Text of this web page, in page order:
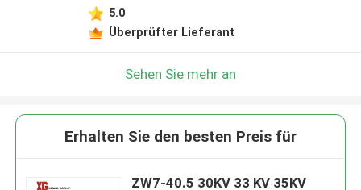
5.0
Überprüfter Lieferant
Sehen Sie mehr an
Erhalten Sie den besten Preis für
ZW7-40.5 30KV 33 KV 35KV